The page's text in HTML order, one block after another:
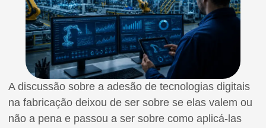
A discussão sobre a adesão de tecnologias digitais
na fabricação deixou de ser sobre se elas valem ou
não a pena e passou a ser sobre como aplicá-las